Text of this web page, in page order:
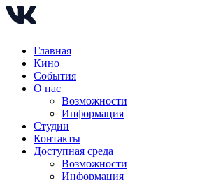
Главная
Кино
События
О нас
Возможности
Информация
Студии
Контакты
Доступная среда
Возможности
Информация